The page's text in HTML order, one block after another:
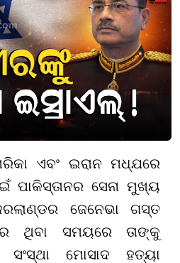
ଏବଂ ଇରାନ ମଧ୍ଯରେ
ପାକିସ୍ତାନର ସେନା ମୁଖ୍ୟ
ଜେନେଭା ଗସ୍ତ
ଥିବା ସମୟରେ ତାଙ୍କୁ
ସଂସ୍ଥା ମୋସାଦ ହତ୍ୟା